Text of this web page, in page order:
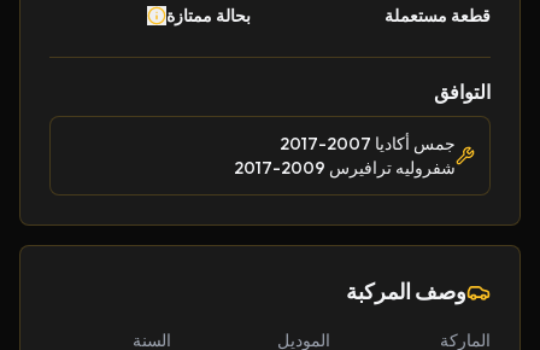
قطعة مستعملة
بحالة ممتازة
التوافق
جمس أكاديا 2007-2017
شفروليه ترافيرس 2009-2017
وصف المركبة
الماركة الموديل السنة